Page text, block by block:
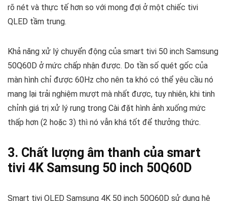
rõ nét và thực tế hơn so với mong đợi ở một chiếc tivi
QLED tầm trung.
Khả năng xử lý chuyển động của smart tivi 50 inch Samsung
50Q60D ở mức chấp nhận được. Do tần số quét gốc của
màn hình chỉ được 60Hz cho nên ta khó có thể yêu cầu nó
mang lại trải nghiệm mượt mà nhất được, tuy nhiên, khi tinh
chỉnh giá trị xử lý rung trong Cài đặt hình ảnh xuống mức
thấp hơn (2 hoặc 3) thì nó vẫn khá tốt để thưởng thức.
3. Chất lượng âm thanh của smart
tivi 4K Samsung 50 inch 50Q60D
Smart tivi OLED Samsung 4K 50 inch 50Q60D sử dụng hệ